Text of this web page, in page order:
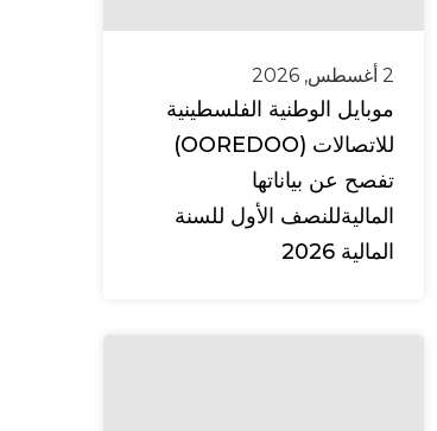
2 أغسطس, 2026
موبايل الوطنية الفلسطينية
للاتصالات (OOREDOO)
تفصح عن بياناتها
الماليةللنصف الأول للسنة
المالية 2026